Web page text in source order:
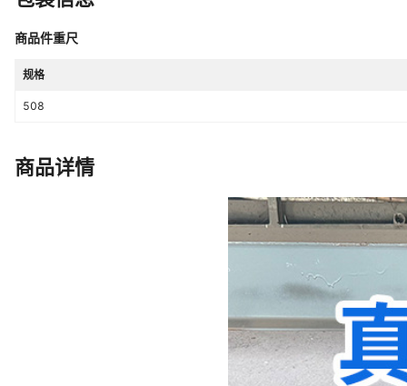
商品件重尺
规格
508
商品详情